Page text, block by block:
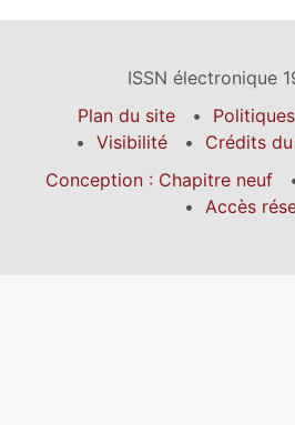
ISSN électronique
Plan du site
Visibilité
Crédits
Conception : Chapitre neuf
Accès